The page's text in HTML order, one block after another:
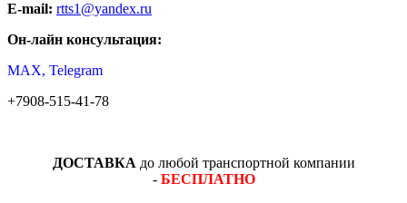
E-mail: rtts1@yandex.ru
Он-лайн консультация:
MAX, Telegram
+7908-515-41-78
ДОСТАВКА до любой транспортной компании
- БЕСПЛАТНО